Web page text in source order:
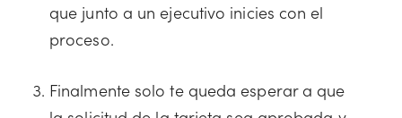
que junto a un ejecutivo inicies con el
proceso.
Finalmente solo te queda esperar a que